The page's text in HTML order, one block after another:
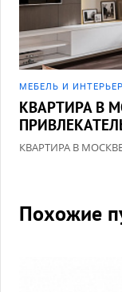
МЕБЕЛЬ И
КВАРТИРА В
КВАРТИРА В
Похожие